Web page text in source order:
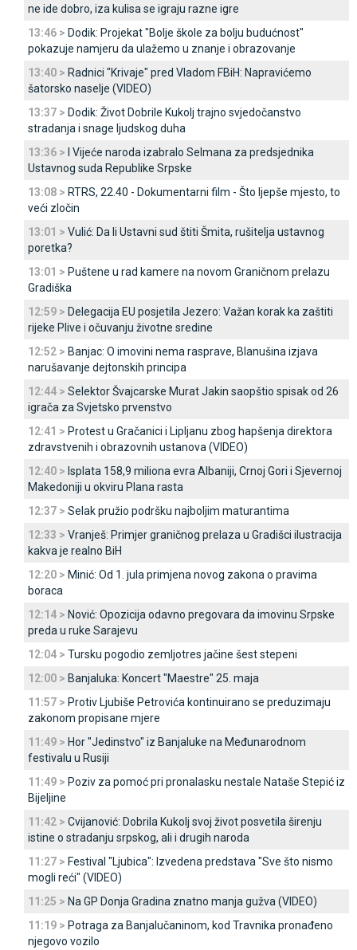
ne ide dobro, iza kulisa se igraju razne igre
13:46 > Dodik: Projekat "Bolje škole za bolju budućnost"
pokazuje namjeru da ulažemo u znanje i obrazovanje
13:40 > Radnici "Krivaje" pred Vladom FBiH: Napravićemo
šatorsko naselje (VIDEO)
13:37 > Dodik: Život Dobrile Kukolj trajno svjedočanstvo
stradanja i snage ljudskog duha
13:36 >
I Vijeće naroda izabralo Selmana za predsjednika
Ustavnog suda Republike Srpske
13:08 > RTRS, 22.40 - Dokumentarni film - Što ljepše mjesto, to
veći zločin
13:01 > Vulić: Da li Ustavni sud štiti Šmita, rušitelja ustavnog
poretka?
13:01 > Puštene u rad kamere na novom Graničnom prelazu
Gradiška
12:59 > Delegacija EU posjetila Јezero: Važan korak ka zaštiti
rijeke Plive i očuvanju životne sredine
12:52 > Banjac: O imovini nema rasprave, Blanušina izjava
narušavanje dejtonskih principa
12:44 > Selektor Švajcarske Murat Јakin saopštio spisak od 26
igrača za Svjetsko prvenstvo
12:41 > Protest u Gračanici i Lipljanu zbog hapšenja direktora
zdravstvenih i obrazovnih ustanova (VIDEO)
12:40 > Isplata 158,9 miliona evra Albaniji, Crnoj Gori i Sjevernoj
Makedoniji u okviru Plana rasta
12:37 > Selak pružio podršku najboljim maturantima
12:33 > Vranješ: Primjer graničnog prelaza u Gradišci ilustracija
kakva je realno BiH
12:20 > Minić: Od 1. jula primjena novog zakona o pravima
boraca
12:14 > Nović: Opozicija odavno pregovara da imovinu Srpske
preda u ruke Sarajevu
12:04 > Tursku pogodio zemljotres jačine šest stepeni
12:00 > Banjaluka: Koncert "Maestre" 25. maja
11:57 > Protiv Ljubiše Petrovića kontinuirano se preduzimaju
zakonom propisane mjere
11:49 > Hor "Јedinstvo" iz Banjaluke na Međunarodnom
festivalu u Rusiji
11:49 > Poziv za pomoć pri pronalasku nestale Nataše Stepić iz
Bijeljine
11:42 > Cvijanović: Dobrila Kukolj svoj život posvetila širenju
istine o stradanju srpskog, ali i drugih naroda
11:27 > Festival "Ljubica": Izvedena predstava "Sve što nismo
mogli reći" (VIDEO)
11:25 > Na GP Donja Gradina znatno manja gužva (VIDEO)
11:19 > Potraga za Banjalučaninom, kod Travnika pronađeno
njegovo vozilo